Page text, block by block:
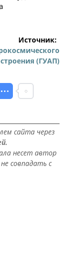
Источник:
(ГУАП)
сайта через
несет автор
совпадать с